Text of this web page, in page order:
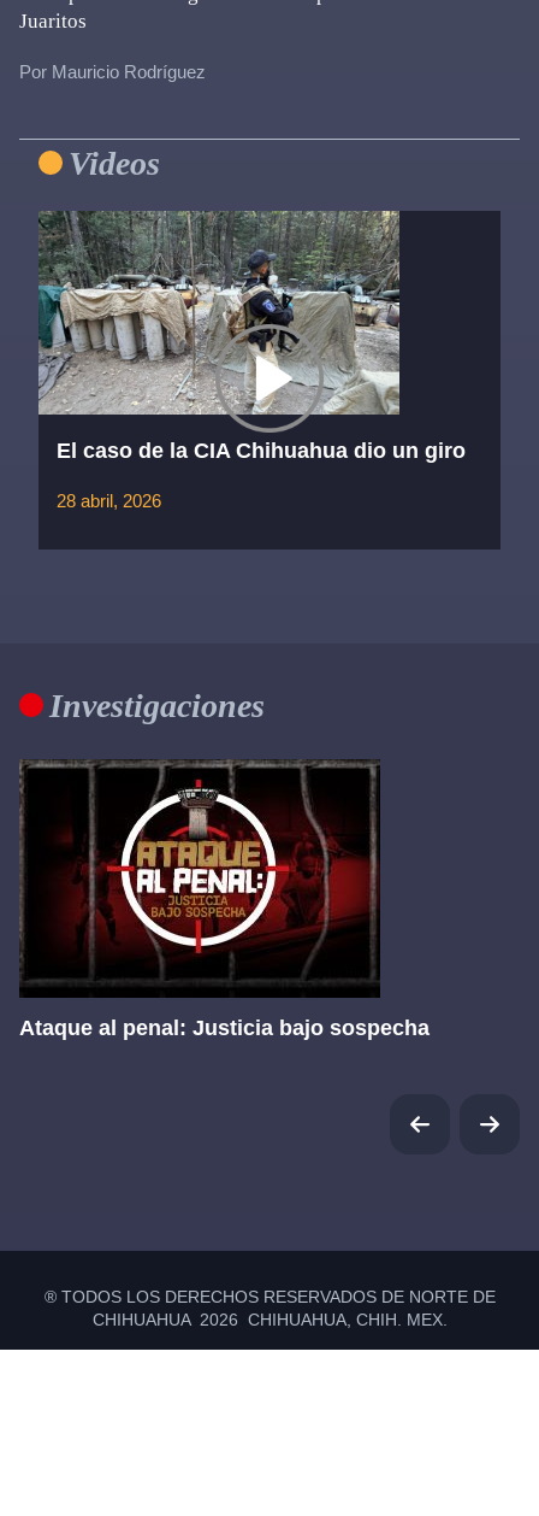
Juaritos
Por Mauricio Rodríguez
Primary
Sidebar
Videos
El caso de la CIA Chihuahua dio un giro
28 abril, 2026
Investigaciones
Ataque al penal: Justicia bajo sospecha
® TODOS LOS DERECHOS RESERVADOS DE NORTE DE
CHIHUAHUA 2026 CHIHUAHUA, CHIH. MEX.